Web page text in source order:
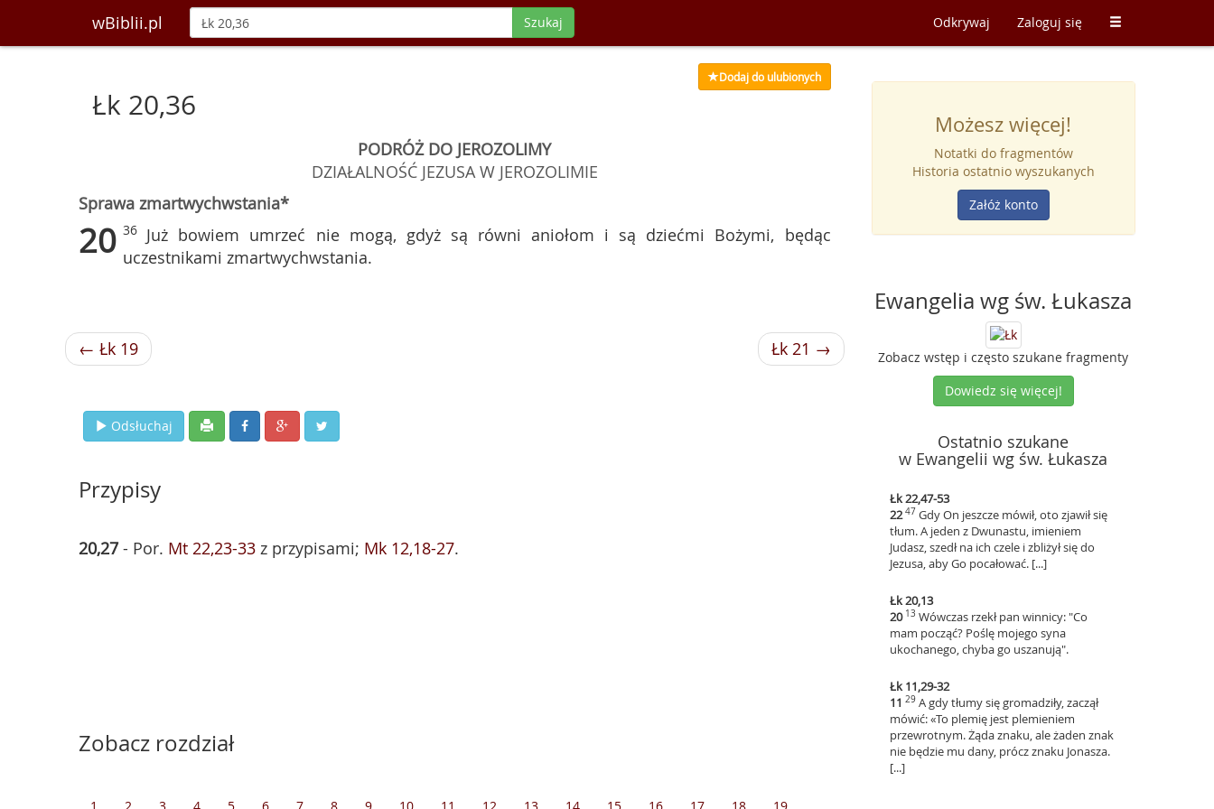
wBiblii.pl Szukaj Odkrywaj Zaloguj się
Dodaj do ulubionych
Łk 20,36
PODRÓŻ DO JEROZOLIMY
DZIAŁALNOŚĆ JEZUSA W JEROZOLIMIE
Sprawa zmartwychwstania*
20 36 Już bowiem umrzeć nie mogą, gdyż są równi aniołom i są dziećmi Bożymi, będąc
uczestnikami zmartwychwstania.
← Łk 19 Łk 21 →
Odsłuchaj
Przypisy
20,27- Por. Mt 22,23-33 z przypisami; Mk 12,18-27.
Zobacz rozdział
Możesz więcej!
Notatki do fragmentów
Historia ostatnio wyszukanych
Załóż konto
Ewangelia wg św. Łukasza
Zobacz wstęp i często szukane fragmenty
Dowiedz się więcej!
Ostatnio szukane
w Ewangelii wg św. Łukasza
Łk 22,47-53
2247 Gdy On jeszcze mówił, oto zjawił się
tłum. A jeden z Dwunastu, imieniem
Judasz, szedł na ich czele i zbliżył się do
Jezusa, aby Go pocałować. [...]
Łk 20,13
2013 Wówczas rzekł pan winnicy: "Co
mam począć? Poślę mojego syna
ukochanego, chyba go uszanują".
Łk 11,29-32
11 29 A gdy tłumy się gromadziły, zaczął
mówić: «To plemię jest plemieniem
przewrotnym. Żąda znaku, ale żaden znak
nie będzie mu dany, prócz znaku Jonasza.
[...]